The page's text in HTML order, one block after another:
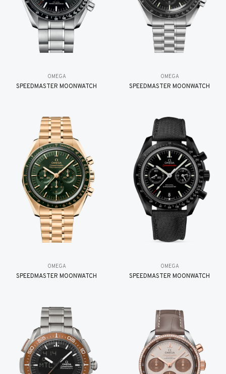
OMEGA
SPEEDMASTER MOONWATCH
OMEGA
SPEEDMASTER MOONWATCH
OMEGA
SPEEDMASTER MOONWATCH
OMEGA
SPEEDMASTER MOONWATCH